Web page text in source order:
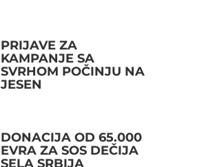
PRIJAVE ZA
KAMPANJE SA
SVRHOM POČINJU NA
JESEN
DONACIJA OD 65.000
EVRA ZA SOS DEČIJA
SELA SRBIJA